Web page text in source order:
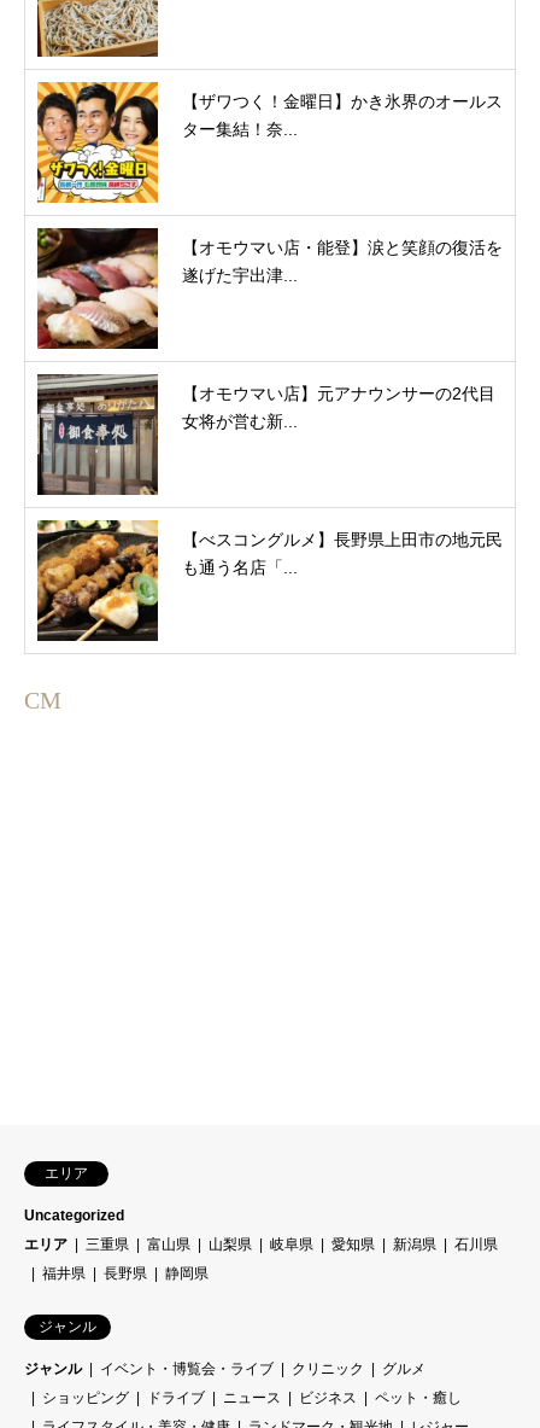
【ザワつく！金曜日】かき氷界のオールス
ター集結！奈...
【オモウマい店・能登】涙と笑顔の復活を
遂げた宇出津...
【オモウマい店】元アナウンサーの2代目
女将が営む新...
【べスコングルメ】長野県上田市の地元民
も通う名店「...
CM
エリア
Uncategorized
エリア
三重県 富山県 山梨県 岐阜県 愛知県 新潟県
石川県
福井県
長野県 静岡県
ジャンル
ジャンル イベント・博覧会・ライブ クリニック
グルメ
ショッピング
ドライブ ニュース ビジネス
ペット・癒し